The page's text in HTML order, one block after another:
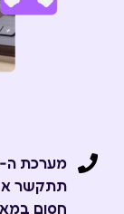
תתקשר
חסום